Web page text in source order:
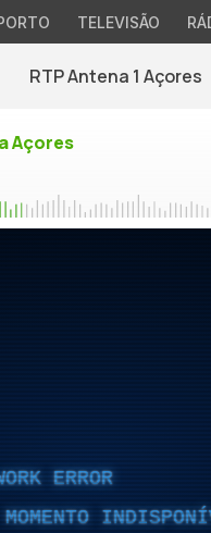
TELEVISÃO
RTP Antena 1 Açores
Açores
ERROR